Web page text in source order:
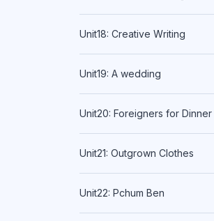
Unit18: Creative Writing
Unit19: A wedding
Unit20: Foreigners for Dinner
Unit21: Outgrown Clothes
Unit22: Pchum Ben